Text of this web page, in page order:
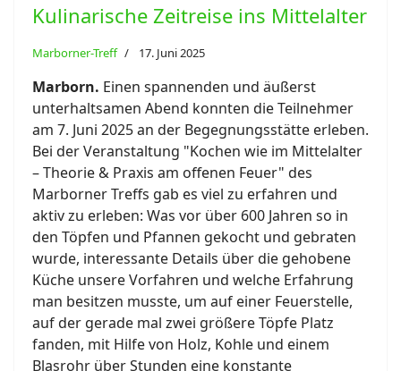
Kulinarische Zeitreise ins Mittelalter
Marborner-Treff 17. Juni 2025
Marborn. Einen spannenden und äußerst
unterhaltsamen Abend konnten die Teilnehmer
am 7. Juni 2025 an der Begegnungsstätte erleben.
Bei der Veranstaltung "Kochen wie im Mittelalter
– Theorie & Praxis am offenen Feuer" des
Marborner Treffs gab es viel zu erfahren und
aktiv zu erleben: Was vor über 600 Jahren so in
den Töpfen und Pfannen gekocht und gebraten
wurde, interessante Details über die gehobene
Küche unsere Vorfahren und welche Erfahrung
man besitzen musste, um auf einer Feuerstelle,
auf der gerade mal zwei größere Töpfe Platz
fanden, mit Hilfe von Holz, Kohle und einem
Blasrohr über Stunden eine konstante